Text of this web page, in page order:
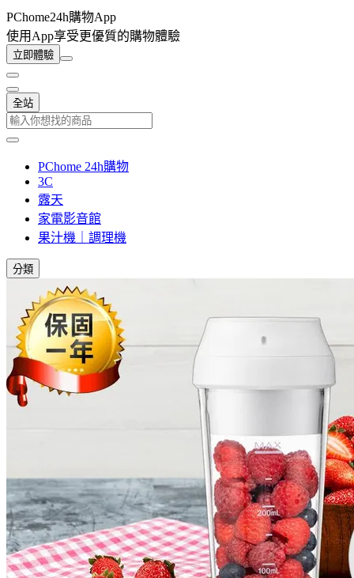
PChome24h購物App
使用App享受更優質的購物體驗
立即體驗
全站
PChome 24h購物
3C
露天
家電影音館
果汁機｜調理機
分類